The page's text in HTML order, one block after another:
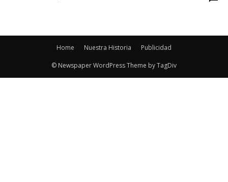
Home Nuestra Historia Publicidad
© Newspaper WordPress Theme by TagDiv